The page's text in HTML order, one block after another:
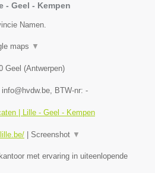
- Geel - Kempen
Namen.
maps ▼
Geel (Antwerpen)
info@hvdw.be, BTW-nr: -
| Lille - Geel - Kempen
Screenshot ▼
met ervaring in uiteenlopende